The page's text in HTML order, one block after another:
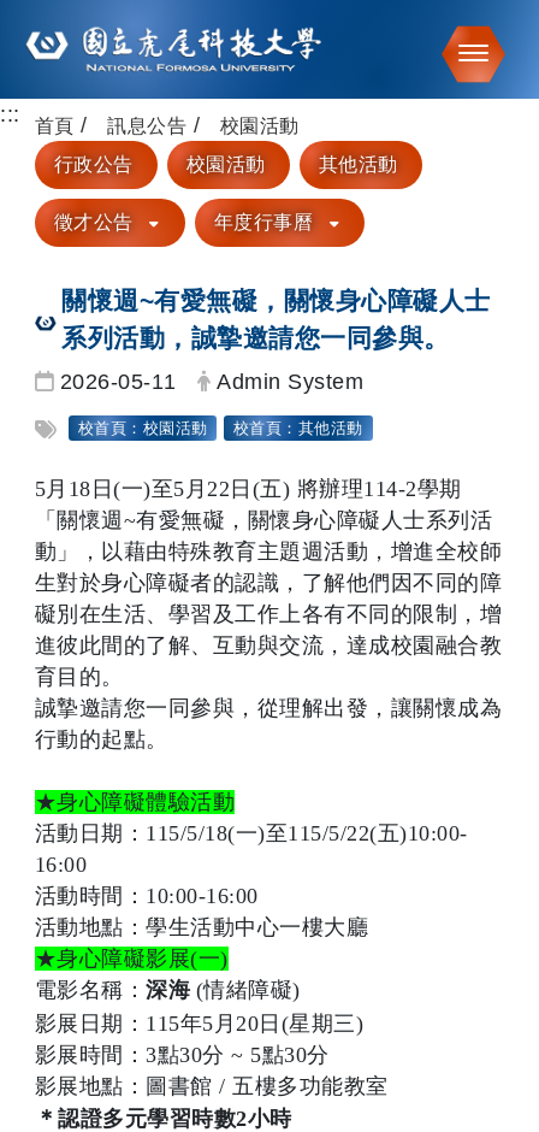
跳到主要內容
::: 首頁 訊息公告
校園活動
行政公告
校園活動 其他活動
徵才公告 年度行事曆
關懷週~有愛無礙，關懷身心障礙人士
系列活動，誠摯邀請您一同參與。
日期：
2026-05-11 發布者：
Admin System
標籤：
校首頁：校園活動 校首頁：其他活動
5月18日(一)至5月22日(五) 將辦理114-2學期
「關懷週~有愛無礙，關懷身心障礙人士系列活
動」，以藉由特殊教育主題週活動，增進全校師
生對於身心障礙者的認識，了解他們因不同的障
礙別在生活、學習及工作上各有不同的限制，增
進彼此間的了解、互動與交流，達成校園融合教
育目的。
誠摯邀請您一同參與，從理解出發，讓關懷成為
行動的起點。
★身心障礙體驗活動
活動日期： 115/5/18(一)至115/5/22(五)10:00-
16:00
活動時間：10:00-16:00
活動地點： 學生活動中心一樓大廳
★身心障礙影展(一)
電影名稱： 深海 (情緒障礙)
影展日期：115年5月20日(星期三)
影展時間： 3點30分 ~ 5點30分
影展地點：圖書館 / 五樓多功能教室
＊ 認證多元學習時數2小時